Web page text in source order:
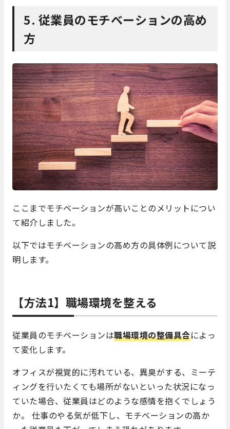
5. 従業員のモチベーションの高め
方
ここまでモチベーションが高いことのメリットについ
て紹介しました。
以下ではモチベーションの高め方の具体例について説
明します。
【方法1】職場環境を整える
従業員のモチベーションは職場環境の整備具合によっ
て変化します。
オフィスが視覚的に汚れている、異臭がする、ミーテ
ィングを行いたくても場所がないといった状況になっ
ていた場合、従業員はどのような感情を抱くでしょう
か。 仕事のやる気が低下し、モチベーションの高か